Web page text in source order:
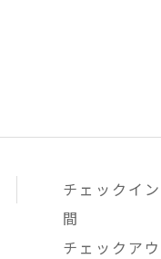
チェックイ
間
チェックア